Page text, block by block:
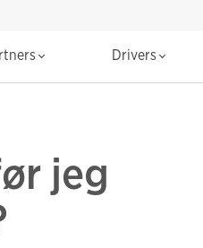
Drivers
jeg